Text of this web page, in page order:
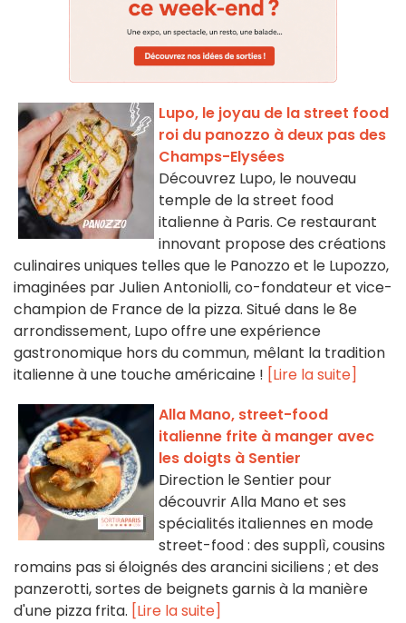
Lupo, le joyau de la street food
roi du panozzo à deux pas des
Champs-Elysées
Découvrez Lupo, le nouveau
temple de la street food
italienne à Paris. Ce restaurant
innovant propose des créations
culinaires uniques telles que le Panozzo et le Lupozzo,
imaginées par Julien Antoniolli, co-fondateur et vice-
champion de France de la pizza. Situé dans le 8e
arrondissement, Lupo offre une expérience
gastronomique hors du commun, mêlant la tradition
italienne à une touche américaine ! [Lire la suite]
Alla Mano, street-food
italienne frite à manger avec
les doigts à Sentier
Direction le Sentier pour
découvrir Alla Mano et ses
spécialités italiennes en mode
street-food : des supplì, cousins
romains pas si éloignés des arancini siciliens ; et des
panzerotti, sortes de beignets garnis à la manière
d'une pizza frita. [Lire la suite]